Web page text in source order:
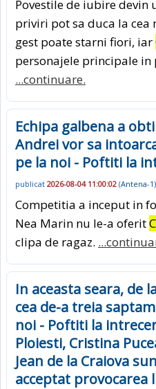
Povestile de iubire devin
priviri pot sa duca la
gest poate starni fiori, iar
personajele principale in
...continuare.
Echipa galbena a
Andrei vor sa
pe la noi - Poftiti la
publicat 2026-08-04 11:00:02 (Antena-1)
Competitia a inceput in
Nea Marin nu le-a oferit
clipa de ragaz.
In aceasta seara, de
cea de-a treia
noi - Poftiti la
Ploiesti, Cristina
Jean de la Craiova
acceptat provocarea